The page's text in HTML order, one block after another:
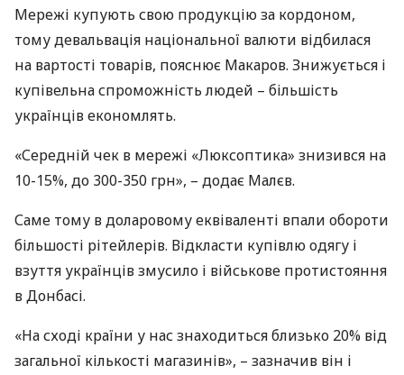
Мережі купують свою продукцію за кордоном,
тому девальвація національної валюти відбилася
на вартості товарів, пояснює Макаров. Знижується і
купівельна спроможність людей – більшість
українців економлять.
«Середній чек в мережі «Люксоптика» знизився на
10-15%, до 300-350 грн», – додає Малєв.
Саме тому в доларовому еквіваленті впали обороти
більшості рітейлерів. Відкласти купівлю одягу і
взуття українців змусило і військове протистояння
в Донбасі.
«На сході країни у нас знаходиться близько 20% від
загальної кількості магазинів», – зазначив він і